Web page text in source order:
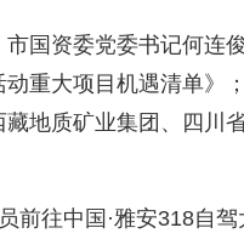
国资委党委书记何连
动重大项目机遇清单
地质矿业集团、四川
前往中国·雅安318自